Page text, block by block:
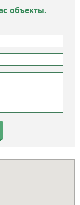
объекты.